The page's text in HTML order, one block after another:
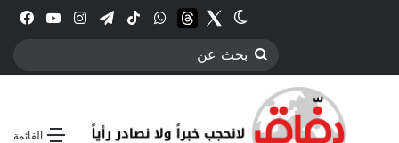
انستقرامتيلقرام‫TikTokواتسابthreadsTwitter
الوضع المظلم
بحث
القائمة